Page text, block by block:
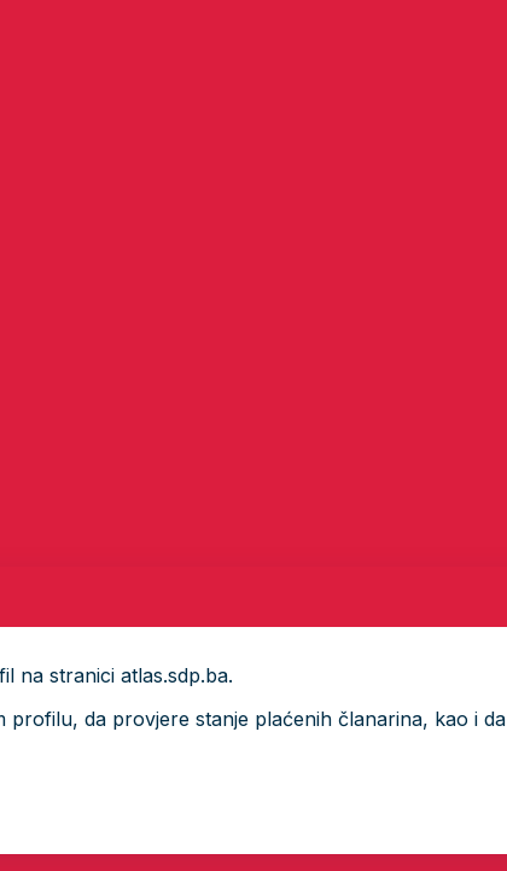
na stranici atlas.sdp.ba.
da provjere stanje plaćenih članarina, kao i da